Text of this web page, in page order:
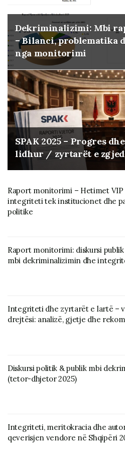
Dekriminalizimi: Mbi
– Bilanci, problematika
nga monitorimi
SPAK 2025 – Progres
lidhur / zyrtarët e
Raport monitorimi – Hetimet VIP
integriteti tek institucionet dhe
politike
Raport monitorimi: diskursi publik
mbi dekriminalizimin dhe
Integriteti dhe zyrtarët e lartë –
drejtësi: analizë, gjetje dhe
Diskursi politik & publik mbi
(tetor-dhjetor 2025)
Integriteti, meritokracia dhe
qeverisjen vendore në Shqipëri